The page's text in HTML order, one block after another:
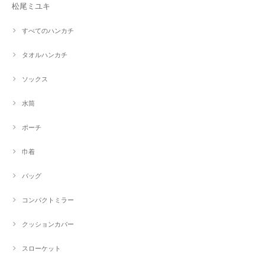
松尾ミユキ
すべてのハンカチ
タオルハンカチ
ソックス
水筒
ポーチ
巾着
バッグ
コンパクトミラー
クッションカバー
スローケット